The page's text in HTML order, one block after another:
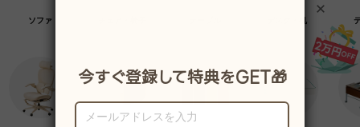
ソファ デスク・机